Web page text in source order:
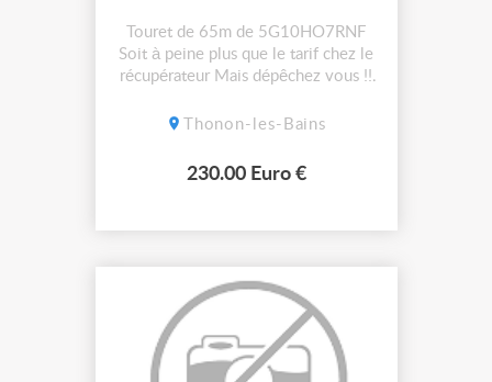
Touret de 65m de 5G10HO7RNF
Soit à peine plus que le tarif chez le
récupérateur Mais dépêchez vous !!
passe pas sur l’annonce
Thonon-les-Bains
230.00 Euro €